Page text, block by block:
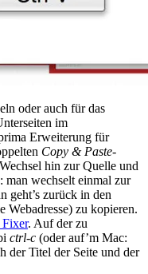
oder auch für das
im
Erweiterung für
Copy & Paste-
hin zur Quelle und
man wechselt einmal zur
geht’s zurück in den
zu kopieren.
. Auf der zu
ctrl-c (oder auf’m Mac:
der Titel der Seite und der